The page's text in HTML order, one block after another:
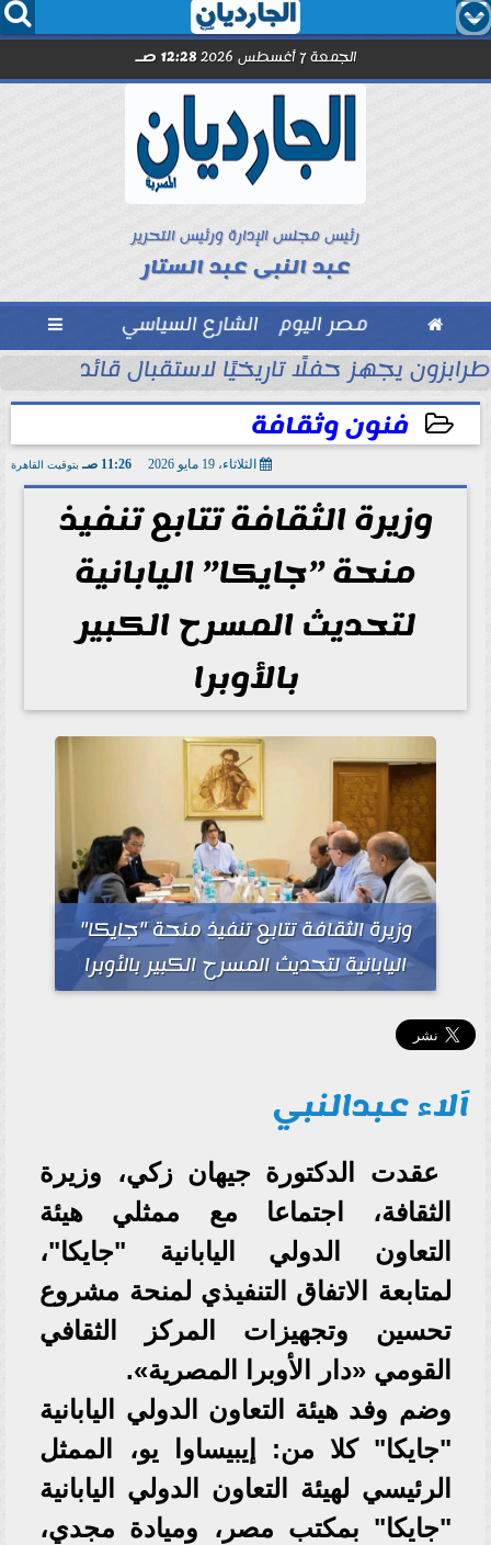
  
الجمعة 7 أغسطس 2026 12:28 صـ
رئيس مجلس الإدارة ورئيس التحرير
عبد النبى عبد الستار
 مصر اليوم الشارع السياسي 
طرابزون يجهز حفلًا تاريخيًا لاستقبال قائد
فنون وثقافة
الثلاثاء، 19 مايو 2026 11:26 صـ بتوقيت القاهرة
وزيرة الثقافة تتابع تنفيذ
منحة ”جايكا” اليابانية
لتحديث المسرح الكبير
بالأوبرا
وزيرة الثقافة تتابع تنفيذ منحة "جايكا"
اليابانية لتحديث المسرح الكبير بالأوبرا
آلاء عبدالنبي
عقدت الدكتورة جيهان زكي، وزيرة
الثقافة، اجتماعا مع ممثلي هيئة
التعاون الدولي اليابانية "جايكا"،
لمتابعة الاتفاق التنفيذي لمنحة مشروع
تحسين وتجهيزات المركز الثقافي
القومي «دار الأوبرا المصرية».
وضم وفد هيئة التعاون الدولي اليابانية
"جايكا" كلا من: إيبيساوا يو، الممثل
الرئيسي لهيئة التعاون الدولي اليابانية
"جايكا" بمكتب مصر، وميادة مجدي،